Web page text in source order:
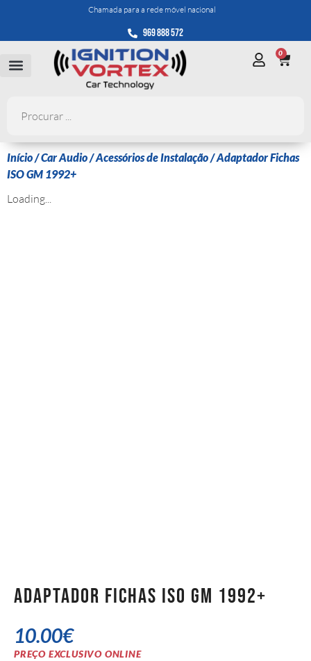
Chamada para a rede móvel nacional
969 888 572
0
Início/Car Audio/Acessórios de Instalação/ Adaptador Fichas
ISO GM 1992+
Loading...
Adaptador Fichas ISO GM 1992+
10.00€
PREÇO EXCLUSIVO ONLINE